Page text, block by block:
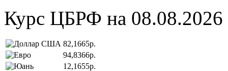
Курс ЦБРФ на 08.08.2026
82,1665р.
94,8366р.
12,1655р.